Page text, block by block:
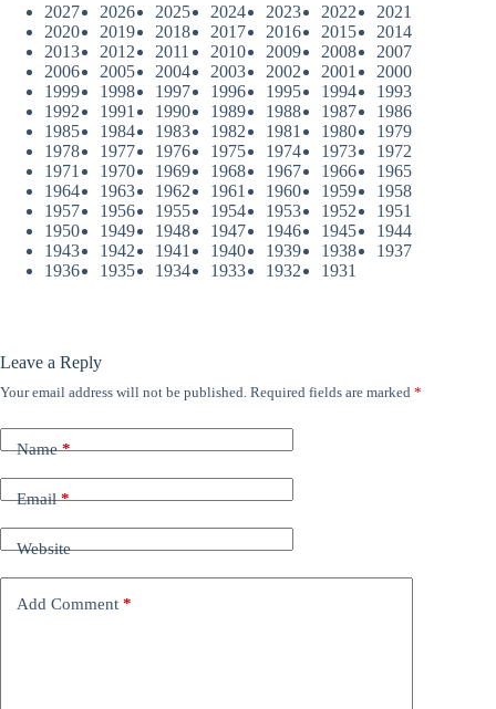
2027
2026 2025 2024 2023 2022
2021
2020
2019 2018 2017 2016 2015
2014
2013
2012 2011 2010 2009 2008
2007
2006
2005 2004 2003 2002 2001
2000
1999
1998 1997 1996 1995 1994
1993
1992
1991 1990 1989 1988 1987
1986
1985
1984 1983 1982 1981 1980
1979
1978
1977 1976 1975 1974 1973
1972
1971
1970 1969 1968 1967 1966
1965
1964
1963 1962 1961 1960 1959
1958
1957
1956 1955 1954 1953 1952
1951
1950
1949 1948 1947 1946 1945
1944
1943
1942 1941 1940 1939 1938
1937
1936
1935 1934 1933 1932 1931
Leave a Reply
Your email address will not be published. Required fields are marked *
Name*
Email*
Website
Add Comment *